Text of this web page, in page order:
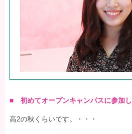
■ 初めてオープンキャンパスに参加し
高2の秋くらいです。・・・